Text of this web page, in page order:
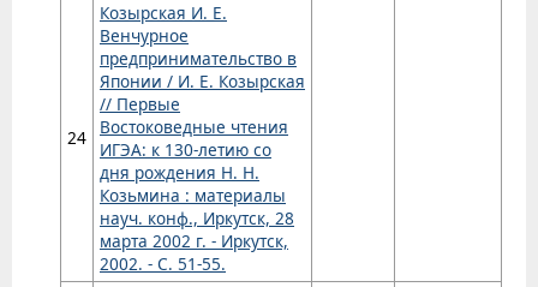
24
Козырская И. Е.
Венчурное
предпринимательство в
Японии / И. Е. Козырская
// Первые
Востоковедные чтения
ИГЭА: к 130-летию со
дня рождения Н. Н.
Козьмина : материалы
науч. конф., Иркутск, 28
марта 2002 г. - Иркутск,
2002. - С. 51-55.